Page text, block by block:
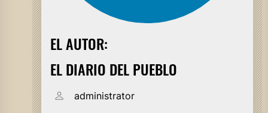
EL AUTOR:
EL DIARIO DEL PUEBLO
administrator